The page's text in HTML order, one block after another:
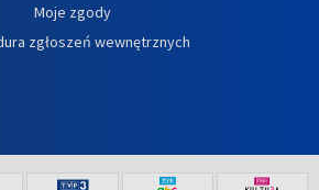
Moje zgody
zgłoszeń wewnętrznych